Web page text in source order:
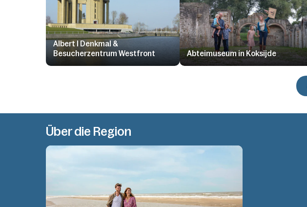
Albert I Denkmal &
Besucherzentrum Westfront
Abteimuseum in Koksijde
Über die Region